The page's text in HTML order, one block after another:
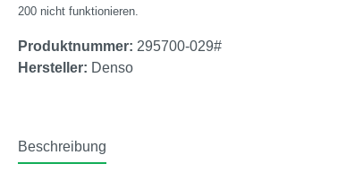
200 nicht funktionieren.
Produktnummer: 295700-029#
Hersteller: Denso
Beschreibung